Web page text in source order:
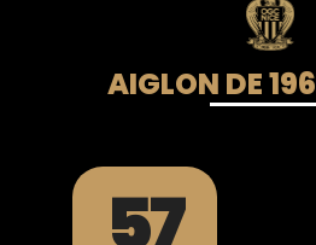
AIGLON DE
57